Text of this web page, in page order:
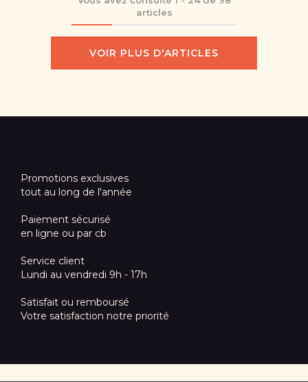
articles
VOIR PLUS D'ARTICLES
Promotions exclusives
tout au long de l'année
Paiement sécurisé
en ligne ou par cb
Service client
Lundi au vendredi 9h - 17h
Satisfait ou remboursé
Votre satisfaction notre priorité